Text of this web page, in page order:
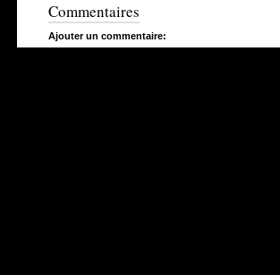
Commentaires
Ajouter un commentaire: